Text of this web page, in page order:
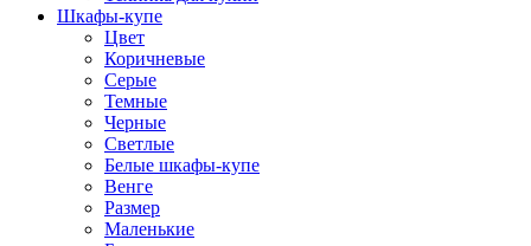
Шкафы-купе
Цвет
Коричневые
Серые
Темные
Черные
Светлые
Белые шкафы-купе
Венге
Размер
Маленькие